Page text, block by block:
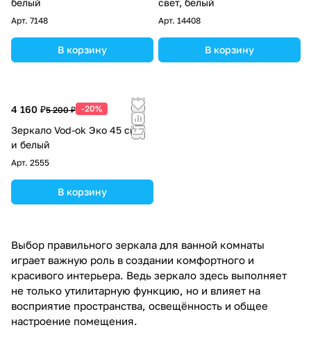
Арт. 7148
В корзину
Арт. 14408
В корзину
4 160 ₽5 200 ₽ -20%
Зеркало Vod-ok Эко 45 свет
и белый
Арт. 2555
В корзину
Выбор правильного зеркала для ванной комнаты
играет важную роль в создании комфортного и
красивого интерьера. Ведь зеркало здесь выполняет
не только утилитарную функцию, но и влияет на
восприятие пространства, освещённость и общее
настроение помещения.